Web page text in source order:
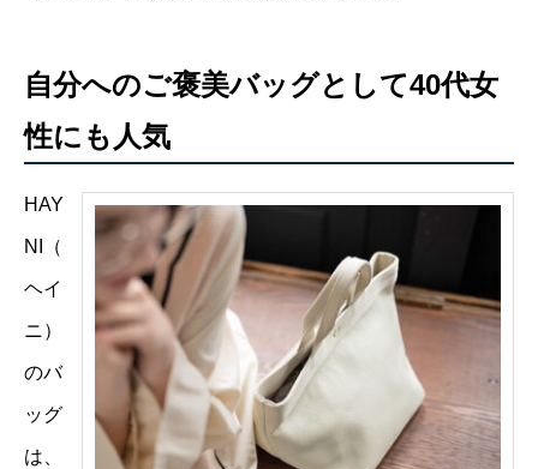
自分へのご褒美バッグとして40代女
性にも人気
HAY
NI（
ヘイ
ニ）
のバ
ッグ
は、